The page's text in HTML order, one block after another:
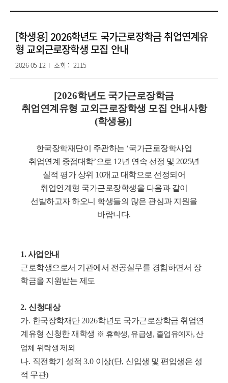
[학생용] 2026학년도 국가근로장학금 취업연계유
형 교외근로장학생 모집 안내
2026-05-12 조회 : 2115
[2026학년도 국가근로장학금
취업연계유형 교외근로장학생 모집 안내사항
(학생용)]
한국장학재단이 주관하는 ‘국가근로장학사업
취업연계 중점대학’으로 12년 연속 선정 및 2025년
실적 평가 상위 10개교 대학으로 선정되어
취업연계형 국가근로장학생을 다음과 같이
선발하고자 하오니 학생들의 많은 관심과 지원을
바랍니다.
1. 사업안내
근로학생으로서 기관에서 전공실무를 경험하면서 장
학금을 지원받는 제도
2. 신청대상
가. 한국장학재단 2026학년도 국가근로장학금 취업연
계유형 신청한 재학생 ※ 휴학생, 유급생, 졸업유예자,산
업체 위탁생 제외
나. 직전학기 성적 3.0 이상(단, 신입생 및 편입생은 성
적 무관)